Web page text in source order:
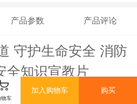
产品参数 产品评论
守护生命安全 消防
全知识宣教片
物车
加入购物车 购买